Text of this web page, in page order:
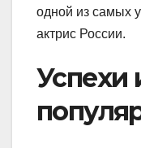
одной из самых
актрис России.
Успехи